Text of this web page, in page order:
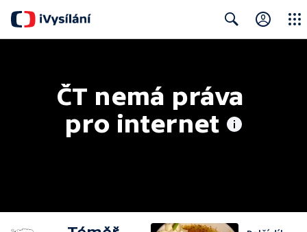
ČT nemá práva
pro internet